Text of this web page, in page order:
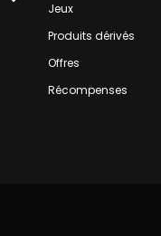
Jeux
Produits dérivés
Offres
Récompenses